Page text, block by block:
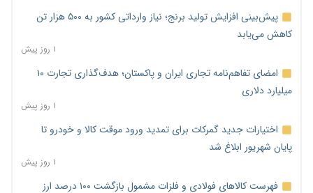
پیش‌بینی افزایش تولید برنج؛ نیاز وارداتی کشور به ۵۰۰ هزار تن
کاهش می‌یابد
۱ روز پیش
امضای تفاهم‌نامه تجاری ایران و پاکستان؛ هدف‌گذاری تجارت ۱۰
میلیارد دلاری
۱ روز پیش
اختیارات جدید گمرکات برای تمدید ورود موقت کالا و خودرو تا
پایان شهریور ابلاغ شد
۱ روز پیش
فهرست کالاهای فولادی و فلزات مشمول بازگشت ۱۰۰ درصد ارز